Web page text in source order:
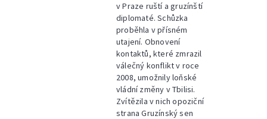
v Praze ruští a gruzínští
diplomaté. Schůzka
proběhla v přísném
utajení. Obnovení
kontaktů, které zmrazil
válečný konflikt v roce
2008, umožnily loňské
vládní změny v Tbilisi.
Zvítězila v nich opoziční
strana Gruzínský sen